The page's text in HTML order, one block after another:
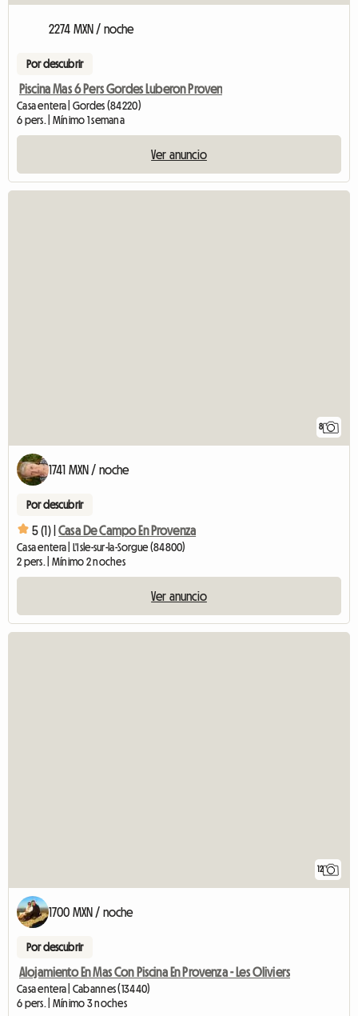
2274 MXN / noche
Por descubrir
Piscina Mas 6 Pers Gordes Luberon Proven
Casa entera | Gordes (84220)
6 pers. | Mínimo 1 semana
Ver anuncio
8
1741 MXN / noche
Por descubrir
5 (1) | Casa De Campo En Provenza
Casa entera | L'Isle-sur-la-Sorgue (84800)
2 pers. | Mínimo 2 noches
Ver anuncio
12
1700 MXN / noche
Por descubrir
Alojamiento En Mas Con Piscina En Provenza - Les Oliviers
Casa entera | Cabannes (13440)
6 pers. | Mínimo 3 noches